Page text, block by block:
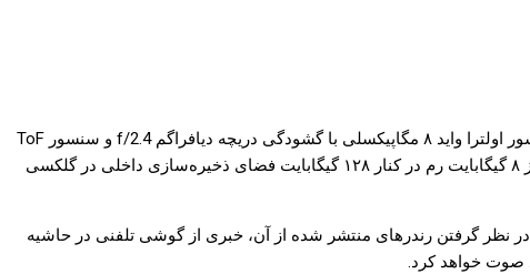
دوربین دارای قابلیت چرخش سامسونگ گلکسی ای ۸۰ سه گانه بوده و به سنسور رنگی ۴۸ مگاپیکسلی با گشودگی دریچه دیافراگم f/2.0، سنسور اولترا واید ۸ مگاپیکسلی با گشودگی دریچه دیافراگم f/2.4 و سنسور ToF
مجهز شده است. تراشه گوشی اسنپدراگون ۷۱۵۰ بوده و استفاده از ۶ گیگابایت رم در کنار آن قطعی است، هر چند شایعاتی درباره استفاده از ۸ گیگابایت رم در کنار ۱۲۸ گیگابایت فضای ذخیره‌سازی داخلی در گلکسی
اساس نحوه طراحی گوشی و با در نظر گرفتن رندرهای منتشر شده از آن، خبری از گوشی تلفنی در حاشیه